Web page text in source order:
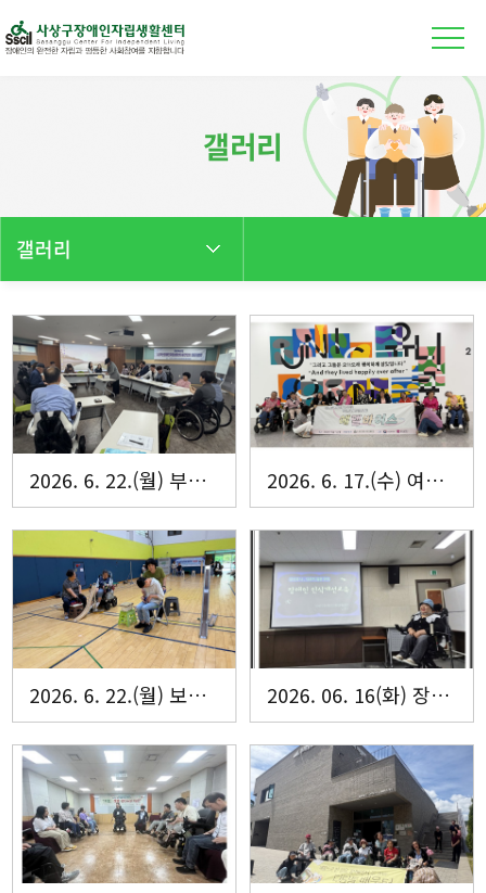
갤러리
갤러리
2026. 6. 22.(월) 부산장애인자립생활센터총연합회 대표자 회의 2026. 6. 17.(수) 여성자조모임 에델바이스 6월 활동 진행
2026. 6. 22.(월) 보치아 자조모임 ‘다모아’ 9회기 활동 2026. 06. 16(화) 장애인 인식개선 및 인권교육